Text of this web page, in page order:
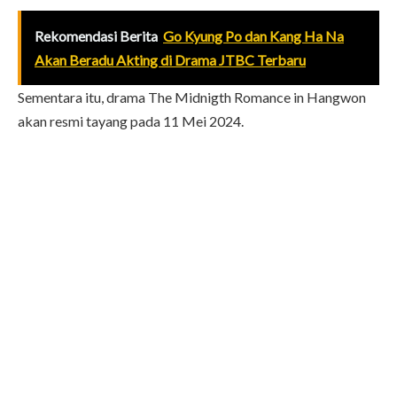
Rekomendasi Berita Go Kyung Po dan Kang Ha Na
Akan Beradu Akting di Drama JTBC Terbaru
Sementara itu, drama The Midnigth Romance in Hangwon
akan resmi tayang pada 11 Mei 2024.